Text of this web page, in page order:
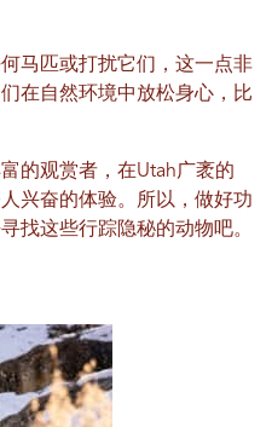
马匹或打扰它们，这一点非
在自然环境中放松身心，比
的观赏者，在Utah广袤的
兴奋的体验。所以，做好功
找这些行踪隐秘的动物吧。